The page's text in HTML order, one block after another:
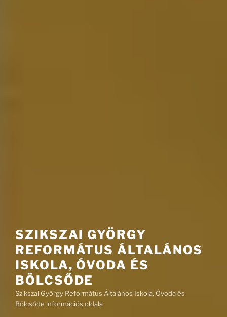
SZIKSZAI GYÖRGY
REFORMÁTUS ÁLTALÁNOS
ISKOLA, ÓVODA ÉS
BÖLCSŐDE
Szikszai György Református Általános Iskola, Óvoda és
Bölcsőde információs oldala